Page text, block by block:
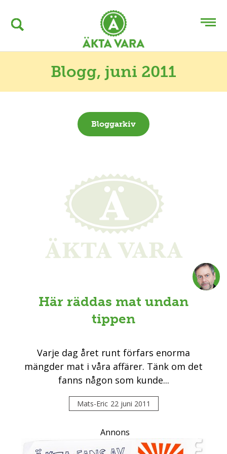
Blogg, juni 2011
Bloggarkiv
Här räddas mat undan
tippen
Varje dag året runt förfars enorma
mängder mat i våra affärer. Tänk om det
fanns någon som kunde...
Mats-Eric 22 juni 2011
Annons